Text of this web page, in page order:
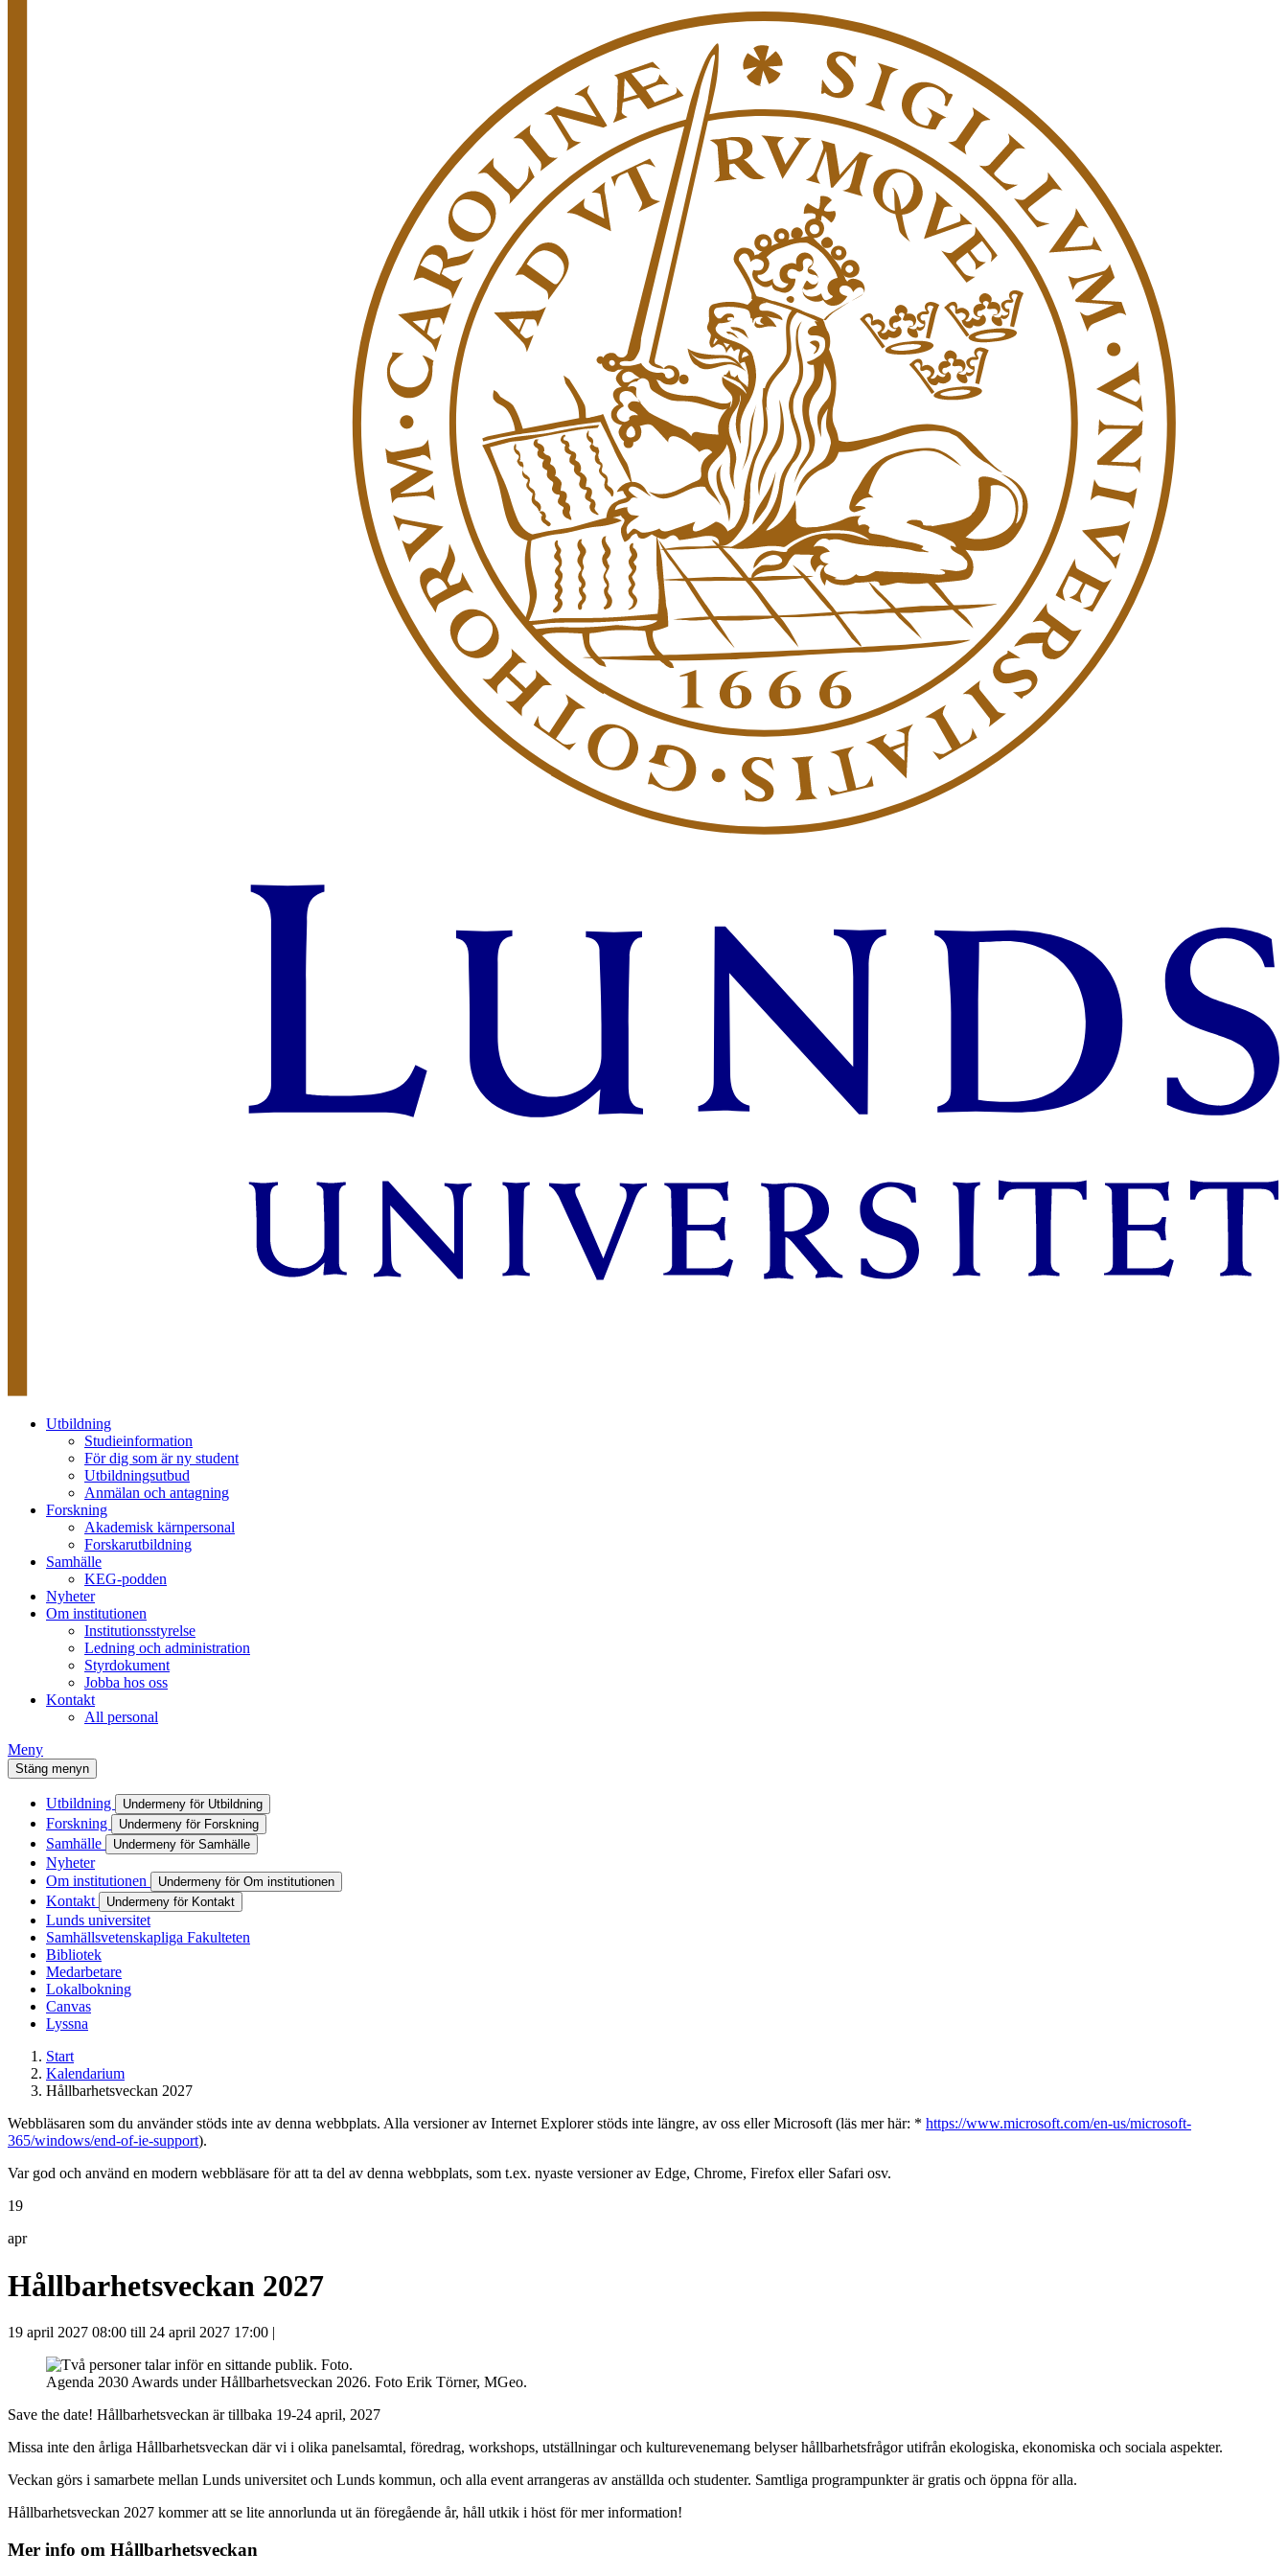
Utbildning
Studieinformation
För dig som är ny student
Utbildningsutbud
Anmälan och antagning
Forskning
Akademisk kärnpersonal
Forskarutbildning
Samhälle
KEG-podden
Nyheter
Om institutionen
Institutionsstyrelse
Ledning och administration
Styrdokument
Jobba hos oss
Kontakt
All personal
Meny
Stäng menyn
Utbildning Undermeny för Utbildning
Forskning Undermeny för Forskning
Samhälle Undermeny för Samhälle
Nyheter
Om institutionen
Undermeny för Om institutionen
Kontakt Undermeny för Kontakt
Lunds universitet
Samhällsvetenskapliga Fakulteten
Bibliotek
Medarbetare
Lokalbokning
Canvas
Lyssna
Start
Kalendarium
Hållbarhetsveckan 2027
Webbläsaren som du använder stöds inte av denna webbplats. Alla versioner av Internet Explorer stöds inte längre, av oss eller Microsoft (läs mer här: * https://www.microsoft.com/en-us/microsoft-
365/windows/end-of-ie-support).
Var god och använd en modern webbläsare för att ta del av denna webbplats, som t.ex. nyaste versioner av Edge, Chrome, Firefox eller Safari osv.
19
apr
Hållbarhetsveckan 2027
19 april 2027 08:00 till 24 april 2027 17:00 |
Agenda 2030 Awards under Hållbarhetsveckan 2026. Foto Erik Törner, MGeo.
Save the date! Hållbarhetsveckan är tillbaka 19-24 april, 2027
Missa inte den årliga Hållbarhetsveckan där vi i olika panelsamtal, föredrag, workshops, utställningar och kulturevenemang belyser hållbarhetsfrågor utifrån ekologiska, ekonomiska och sociala aspekter.
Veckan görs i samarbete mellan Lunds universitet och Lunds kommun, och alla event arrangeras av anställda och studenter. Samtliga programpunkter är gratis och öppna för alla.
Hållbarhetsveckan 2027 kommer att se lite annorlunda ut än föregående år, håll utkik i höst för mer information!
Mer info om Hållbarhetsveckan